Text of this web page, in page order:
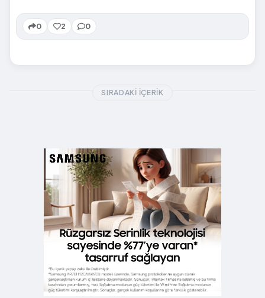
0 2 0
SIRADAKI İÇERIK